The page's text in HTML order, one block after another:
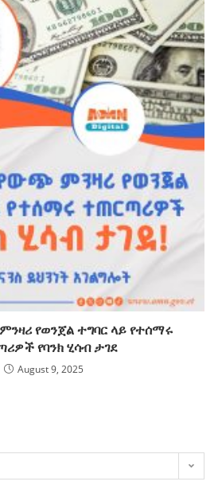
የወንጀል ተግባር ላይ የተሰማሩ
የባንክ ሂሳብ ታገደ
August 9, 2025